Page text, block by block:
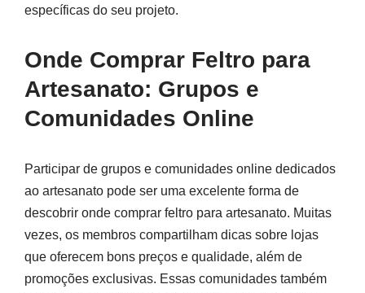
específicas do seu projeto.
Onde Comprar Feltro para
Artesanato: Grupos e
Comunidades Online
Participar de grupos e comunidades online dedicados
ao artesanato pode ser uma excelente forma de
descobrir onde comprar feltro para artesanato. Muitas
vezes, os membros compartilham dicas sobre lojas
que oferecem bons preços e qualidade, além de
promoções exclusivas. Essas comunidades também